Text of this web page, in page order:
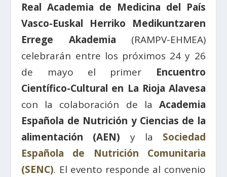
Real Academia de Medicina del País
Vasco-Euskal Herriko Medikuntzaren
Errege Akademia (RAMPV-EHMEA)
celebrarán entre los próximos 24 y 26
de mayo el primer Encuentro
Científico-Cultural en La Rioja Alavesa
con la colaboración de la Academia
Española de Nutrición y Ciencias de la
alimentación (AEN) y la Sociedad
Española de Nutrición Comunitaria
(SENC). El evento responde al convenio